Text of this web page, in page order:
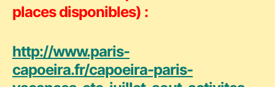
places disponibles) :
http://www.paris-
capoeira.fr/capoeira-paris-